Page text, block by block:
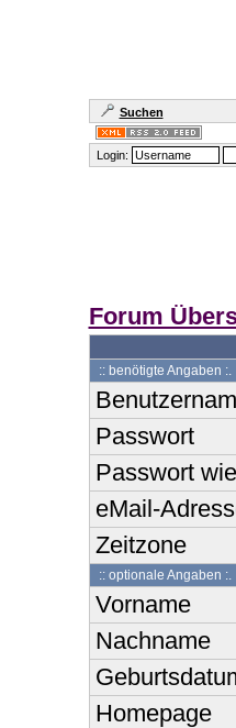
Suchen
Login:
Forum
:: benötigte Angaben :.
Passwort
Passwort
eMail-
Zeitzone
:: optionale Angaben :.
Vorname
Nachname
Homepage